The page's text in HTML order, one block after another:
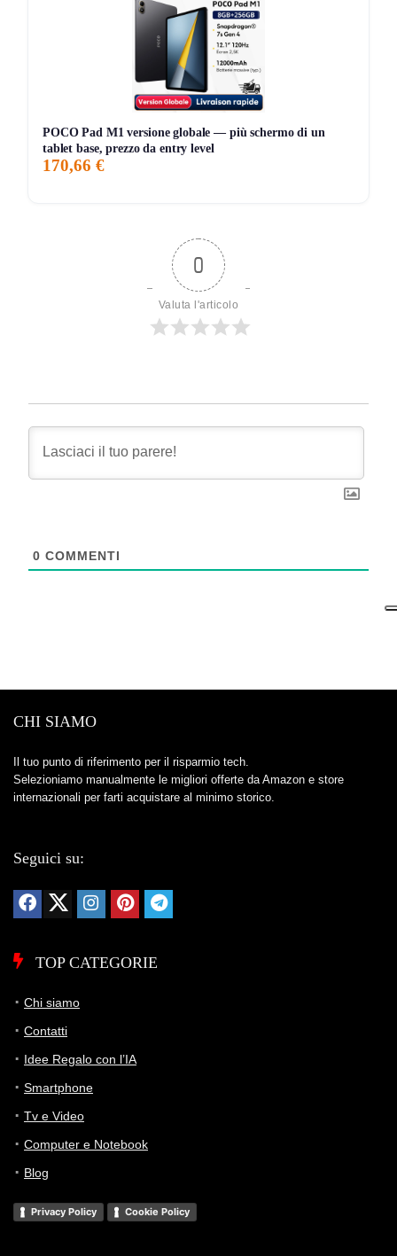
Tutto
POCO Pad M1 versione globale — più schermo di un
tablet base, prezzo da entry level
170,66 €
0
Valuta l'articolo
0 COMMENTI
CHI SIAMO
Il tuo punto di riferimento per il risparmio tech.
Selezioniamo manualmente le migliori offerte da Amazon e store
internazionali per farti acquistare al minimo storico.
Seguici su:
TOP CATEGORIE
Chi siamo
Contatti
Idee Regalo con l’IA
Smartphone
Tv e Video
Computer e Notebook
Blog
Privacy Policy Cookie Policy